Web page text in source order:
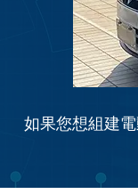
如果您想組建